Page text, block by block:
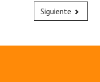
Siguiente